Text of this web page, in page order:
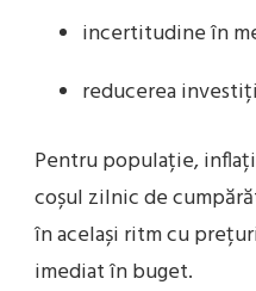
incertitudine în
reducerea
Pentru populație,
coșul zilnic de
în același ritm cu
imediat în buget.